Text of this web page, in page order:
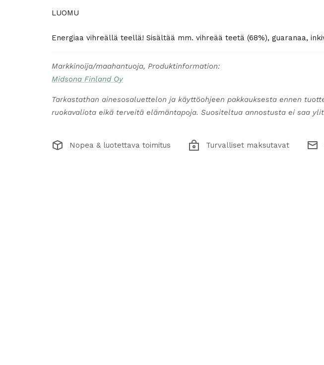
LUOMU
Energiaa vihreällä teellä! Sisältää mm. vihreää teetä (68%), guaranaa,
Markkinoija/maahantuoja, Produktinformation:
Midsona Finland Oy
Tarkastathan ainesosaluettelon ja käyttöohjeen pakkauksesta ennen
ruokavaliota eikä terveitä elämäntapoja. Suositeltua annostusta ei saa
Nopea & luotettava toimitus Turvalliset maksutavat